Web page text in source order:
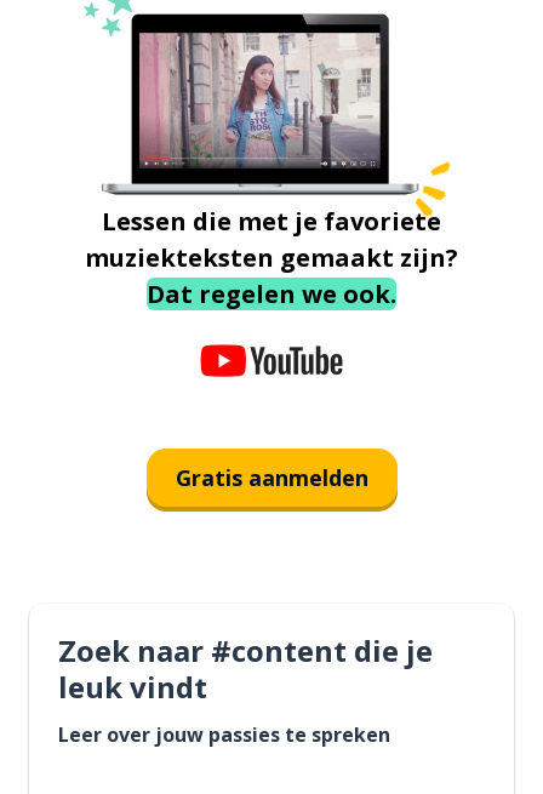
Lessen die met je favoriete
muziekteksten gemaakt zijn?
Dat regelen we ook.
Gratis aanmelden
Zoek naar #content die je
leuk vindt
Leer over jouw passies te spreken